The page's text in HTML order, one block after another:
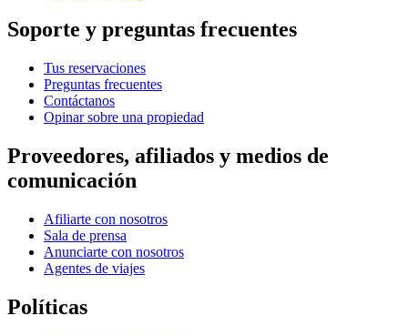
Soporte y preguntas frecuentes
Tus reservaciones
Preguntas frecuentes
Contáctanos
Opinar sobre una propiedad
Proveedores, afiliados y medios de
comunicación
Afiliarte con nosotros
Sala de prensa
Anunciarte con nosotros
Agentes de viajes
Políticas